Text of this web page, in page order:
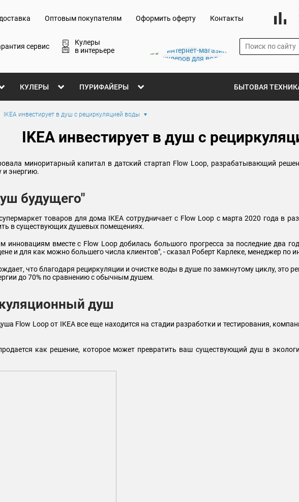
Оптовым покупателям Оформить оферту Контакты
сервис
Кулеры
в интерьере
КУЛЕРЫ ПУРИФАЙЕРЫ БЫТОВАЯ
IKEA инвестирует в душ с рециркуляцией воды
IKEA инвестирует в душ с
миноритарный капитал в датский стартап Flow Loop, разрабатывающий
и энергию.
будущего"
товаров для дома IKEA сотрудничает с Flow Loop с марта 2020 года в
в существующих душевых помещениях.
вместе с Flow Loop добилась большого прогресса за последние два
и для как можно большего числа клиентов", - сказал Роберт Карлеке, менеджер
что благодаря рециркуляции и очистке воды в душе по замкнутому циклу, это
до 70% по сравнению с обычным душем.
душ
Flow Loop от IKEA все еще находится на стадии разработки и тестирования,
как решение, которое может превратить ваш существующий душ в